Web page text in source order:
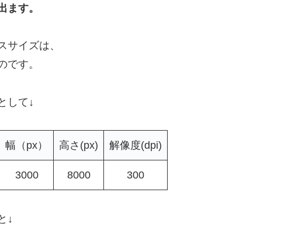
ます。
サイズは、
です。
して↓
幅（px） 高さ(px) 解像度(dpi)
3000 8000 300
↓